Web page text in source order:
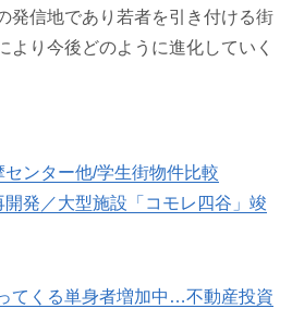
発信地であり若者を引き付ける街
より今後どのように進化していく
ンター他/学生街物件比較
開発／大型施設「コモレ四谷」竣
てくる単身者増加中…不動産投資